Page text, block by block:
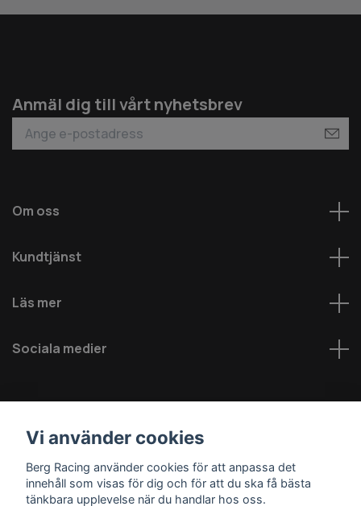
Anmäl dig till vårt nyhetsbrev
Om oss
Kundtjänst
Läs mer
Sociala medier
© 2026 Berg MC AB - Alla rättigheter reserverade
Vi använder cookies
Berg Racing använder cookies för att anpassa det
innehåll som visas för dig och för att du ska få bästa
tänkbara upplevelse när du handlar hos oss.